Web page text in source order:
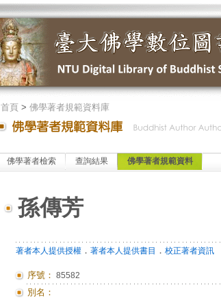
首頁> 佛學著者規範資料庫
佛學著者檢索 查詢結果 佛學著者規範資料
孫傳芳
著者本人提供授權． 著者本人提供書目 ． 校正著者資訊
序號： 85582
別名：